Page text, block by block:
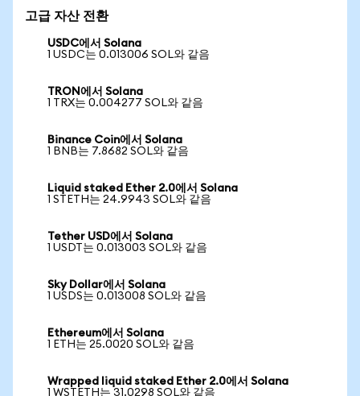
고급 자산 전환
USDC에서 Solana
1 USDC는 0.013006 SOL와 같음
TRON에서 Solana
1 TRX는 0.004277 SOL와 같음
Binance Coin에서 Solana
1 BNB는 7.8682 SOL와 같음
Liquid staked Ether 2.0에서 Solana
1 STETH는 24.9943 SOL와 같음
Tether USD에서 Solana
1 USDT는 0.013003 SOL와 같음
Sky Dollar에서 Solana
1 USDS는 0.013008 SOL와 같음
Ethereum에서 Solana
1 ETH는 25.0020 SOL와 같음
Wrapped liquid staked Ether 2.0에서 Solana
1 WSTETH는 31.0298 SOL와 같음